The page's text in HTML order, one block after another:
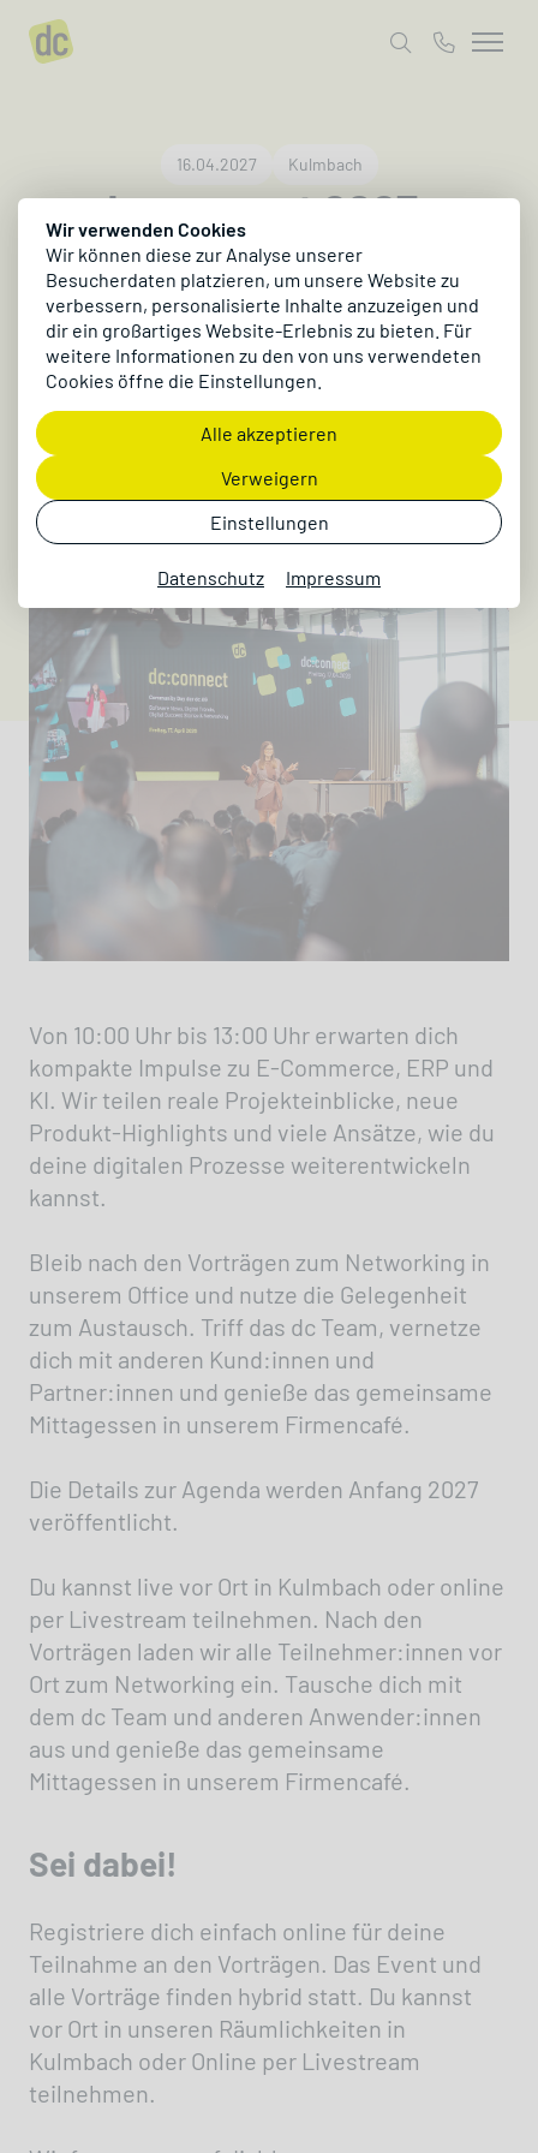
Wir verwenden Cookies
Wir können diese zur Analyse unserer
Besucherdaten platzieren, um unsere Website zu
verbessern, personalisierte Inhalte anzuzeigen und
dir ein großartiges Website-Erlebnis zu bieten. Für
weitere Informationen zu den von uns verwendeten
Cookies öffne die Einstellungen.
Alle akzeptieren
Verweigern
Einstellungen
Datenschutz Impressum
16.04.2027 Kulmbach
dc:connect 2027 -
Community Day der dc
AG
Am 16. April 2027 ist es wieder soweit: Unser
Community Day dc:connect bringt dich auf
den neuesten Stand zu dynamic commerce,
dynamic content und aktuellen Digital
Business Trends.
Jetzt anmelden
Von 10:00 Uhr bis 13:00 Uhr erwarten dich
kompakte Impulse zu E-Commerce, ERP und
KI. Wir teilen reale Projekteinblicke, neue
Produkt-Highlights und viele Ansätze, wie du
deine digitalen Prozesse weiterentwickeln
kannst.
Bleib nach den Vorträgen zum Networking in
unserem Office und nutze die Gelegenheit
zum Austausch. Triff das dc Team, vernetze
dich mit anderen Kund:innen und
Partner:innen und genieße das gemeinsame
Mittagessen in unserem Firmencafé.
Die Details zur Agenda werden Anfang 2027
veröffentlicht.
Du kannst live vor Ort in Kulmbach oder online
per Livestream teilnehmen. Nach den
Vorträgen laden wir alle Teilnehmer:innen vor
Ort zum Networking ein. Tausche dich mit
dem dc Team und anderen Anwender:innen
aus und genieße das gemeinsame
Mittagessen in unserem Firmencafé.
Sei dabei!
Registriere dich einfach online für deine
Teilnahme an den Vorträgen. Das Event und
alle Vorträge finden hybrid statt. Du kannst
vor Ort in unseren Räumlichkeiten in
Kulmbach oder Online per Livestream
teilnehmen.